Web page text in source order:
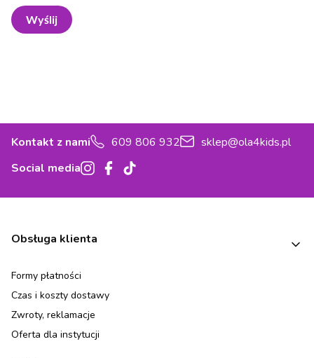
Wyślij
Kontakt z nami 609 806 932
sklep@ola4kids.pl
Social media
Linki w stopce
Obsługa klienta
Formy płatności
Czas i koszty dostawy
Zwroty, reklamacje
Oferta dla instytucji